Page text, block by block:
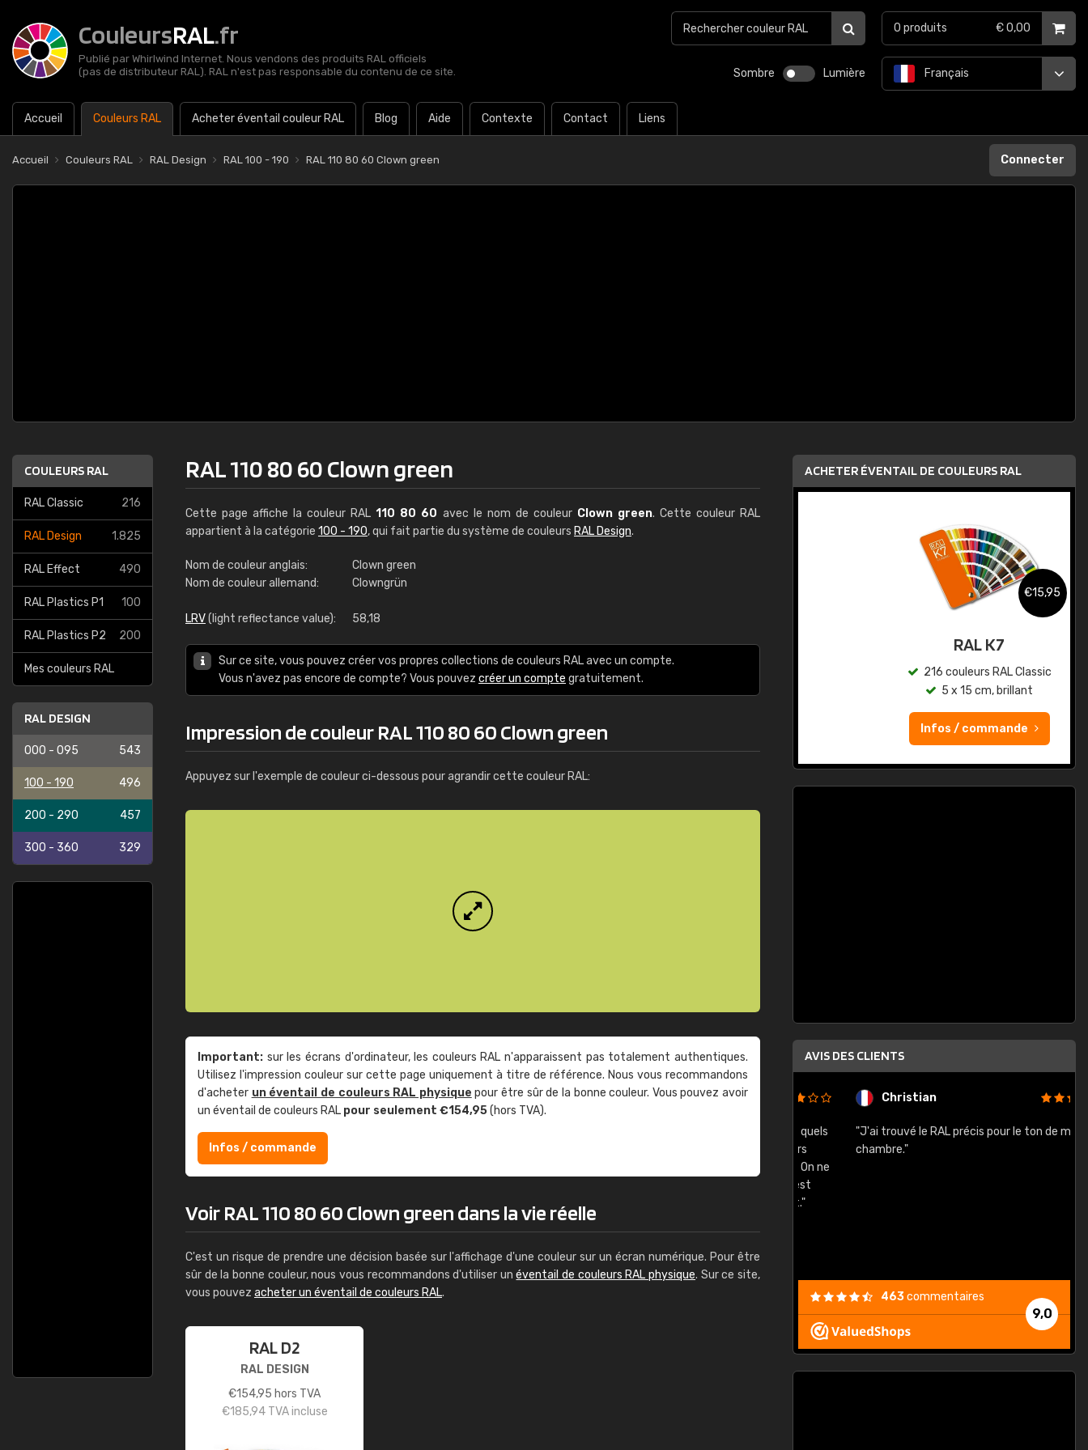
CouleursRAL.fr
Publié par Whirlwind Internet. Nous vendons des produits RAL officiels
(pas de distributeur RAL). RAL n'est pas responsable du contenu de ce site.
Sombre Lumière
Accueil Couleurs RAL Acheter éventail couleur RAL Blog Aide Contexte Contact Liens
Français
0 produits € 0,00
Accueil Couleurs RAL RAL Design RAL 100 - 190 RAL 110 80 60 Clown green Connecter
COULEURS RAL
RAL Classic 216
RAL Design 1.825
RAL Effect 490
RAL Plastics P1 100
RAL Plastics P2 200
Mes couleurs RAL
RAL DESIGN
000 - 095 543
100 - 190 496
200 - 290 457
300 - 360 329
RAL 110 80 60 Clown green
Cette page affiche la couleur RAL110 80 60 avec le nom de couleur Clown green. Cette couleur RAL
appartient à la catégorie 100 - 190, qui fait partie du système de couleurs RAL Design.
Nom de couleur anglais:
Clown green
Nom de couleur allemand:
Clowngrün
LRV(light reflectance value): 58,18
Sur ce site, vous pouvez créer vos propres collections de couleurs RAL avec un compte.
Vous n'avez pas encore de compte? Vous pouvez créer un compte gratuitement.
Impression de couleur RAL 110 80 60 Clown green
Appuyez sur l'exemple de couleur ci-dessous pour agrandir cette couleur RAL:
Important: sur les écrans d'ordinateur, les couleurs RAL n'apparaissent pas totalement authentiques.
Utilisez l'impression couleur sur cette page uniquement à titre de référence. Nous vous recommandons
d'acheter un éventail de couleurs RAL physique pour être sûr de la bonne couleur. Vous pouvez avoir
un éventail de couleurs RAL pour seulement €154,95(hors TVA).
Infos / commande
Voir RAL 110 80 60 Clown green dans la vie réelle
C'est un risque de prendre une décision basée sur l'affichage d'une couleur sur un écran numérique. Pour être
sûr de la bonne couleur, nous vous recommandons d'utiliser unéventail de couleurs RAL physique. Sur ce site,
vous pouvez acheter un éventail de couleurs RAL.
RAL D2
RAL DESIGN
€154,95 hors TVA
€185,94TVA incluse
ACHETER ÉVENTAIL DE COULEURS RAL
RAL K7 à base d'eau
216 couleurs RAL Classic
Infos / commande
€15,95
RAL K7
216 couleurs RAL Classic
5 x 15 cm, brillant
Infos / commande
AVIS DES CLIENTS
Guillaume Euvrard Christian
"J'ai trouvé le RAL précis pour le ton de ma
chambre."
9,0
463commentaires